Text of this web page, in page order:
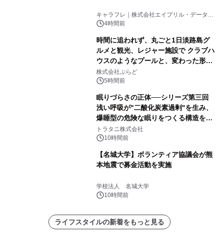
キャラフレ｜株式会社エイプリル・データ・
デザインズ
4時間前
時間に追われず、丸ごと1日淡路島グ
ルメと観光、レジャー施設で クラブハ
ウスのようなプールと、変わった形の
サウナも 「THE BOXY AWAJI」のお
得な素泊まり連泊プランで
株式会社ぷらど
5時間前
眠りづらさの正体──シリーズ第三回
浅い呼吸が"二酸化炭素過剰"を生み、
爆睡型の危険な眠りをつくる構造を解
説
トラタニ株式会社
10時間前
【名城大学】ボランティア協議会が熊
本地震で募金活動を実施
学校法人 名城大学
10時間前
ライフスタイルの新着をもっと見る